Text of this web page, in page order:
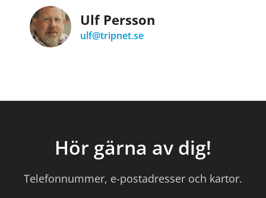
Ulf Persson
ulf@tripnet.se
Hör gärna av dig!
Telefonnummer, e-postadresser och kartor.